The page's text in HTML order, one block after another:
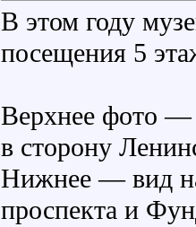
В этом году
посещения 5
Верхнее фото —
в сторону
Нижнее — вид
проспекта и